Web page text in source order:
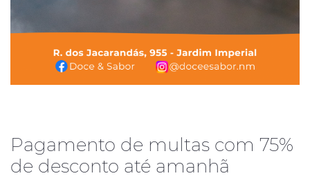
Pagamento de multas com 75%
de desconto até amanhã